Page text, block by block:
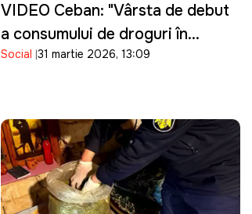
VIDEO Ceban: "Vârsta de debut
a consumului de droguri în
Chișinău a ajuns la 15 ani.
Social 31 martie 2026, 13:09